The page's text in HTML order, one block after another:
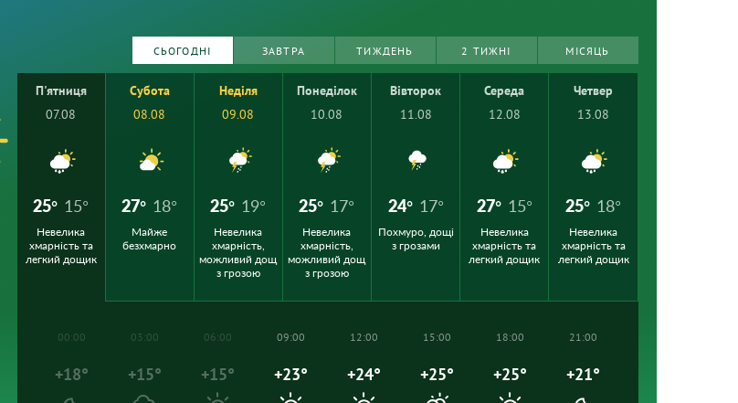
СЬОГОДНІ ЗАВТРА ТИЖДЕНЬ 2 ТИЖНІ МІСЯЦЬ
П'ятниця
07.08
25° 15°
Невелика
хмарність та
легкий дощик
Субота
08.08
27° 18°
Майже
безхмарно
Неділя
09.08
25° 19°
Невелика
хмарність,
можливий дощ
з грозою
Понеділок
10.08
25° 17°
Невелика
хмарність,
можливий дощ
з грозою
Вівторок
11.08
24° 17°
Похмуро, дощі
з грозами
Середа
12.08
27° 15°
Невелика
хмарність та
легкий дощик
Четвер
13.08
25° 18°
Невелика
хмарність та
легкий дощик
00:00
+18°
03:00
+15°
06:00
+15°
09:00
+23°
12:00
+24°
15:00
+25°
18:00
+25°
21:00
+21°